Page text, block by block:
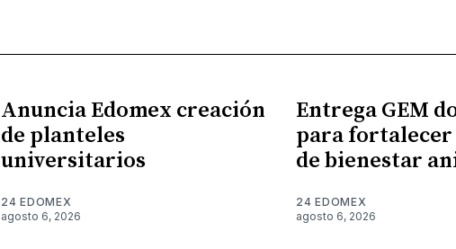
Anuncia Edomex creación
de planteles
universitarios
24 EDOMEX
agosto 6, 2026
Entrega GEM
para fortalecer
de bienestar
24 EDOMEX
agosto 6, 2026